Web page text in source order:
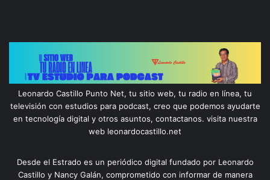
Leonardo Castillo Punto Net, tu sitio web, tu radio en línea, tu
televisión con estudios para podcast, creo que podemos ayudarte
en tecnología digital y otros asuntos, contactanos. visita nuestra
web leonardocastillo.net
Desde el Estrado es un periódico digital fundado por Leonardo
Castillo y Nancy Galán, comprometido con informar de manera